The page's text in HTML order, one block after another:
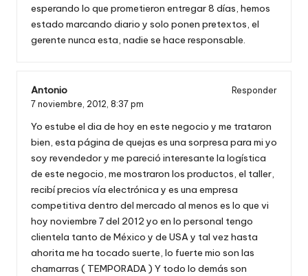
esperando lo que prometieron entregar 8 días, hemos
estado marcando diario y solo ponen pretextos, el
gerente nunca esta, nadie se hace responsable.
Antonio
Responder
7 noviembre, 2012, 8:37 pm
Yo estube el dia de hoy en este negocio y me trataron
bien, esta página de quejas es una sorpresa para mi yo
soy revendedor y me pareció interesante la logística
de este negocio, me mostraron los productos, el taller,
recibí precios vía electrónica y es una empresa
competitiva dentro del mercado al menos es lo que vi
hoy noviembre 7 del 2012 yo en lo personal tengo
clientela tanto de México y de USA y tal vez hasta
ahorita me ha tocado suerte, lo fuerte mio son las
chamarras ( TEMPORADA ) Y todo lo demás son